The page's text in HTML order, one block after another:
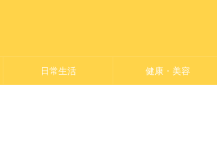
日常生活 健康・美容